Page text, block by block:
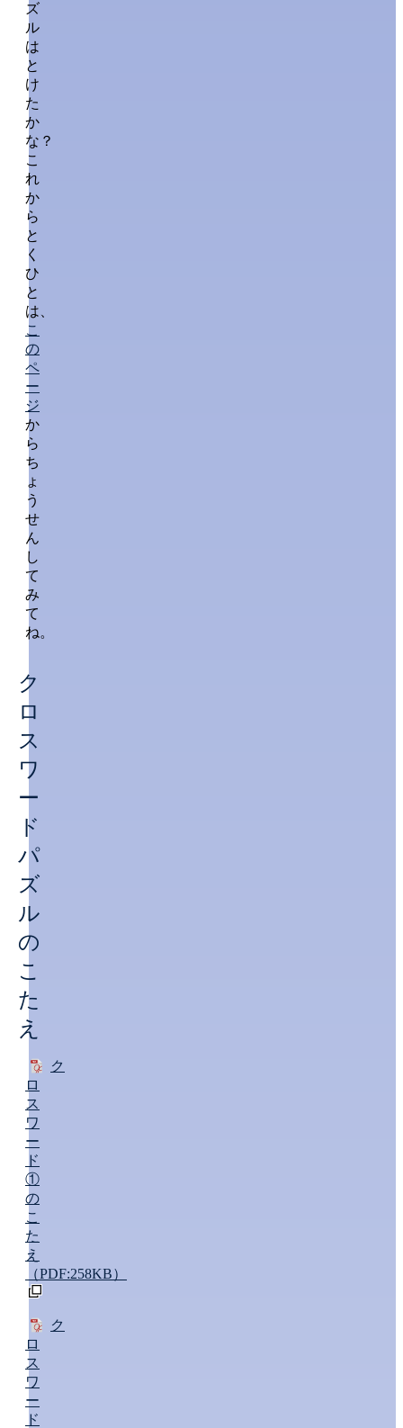
ズ
ル
は
と
け
た
か
な？
こ
れ
か
ら
と
く
ひ
と
は、
こ
の
ペ
ー
ジ
か
ら
ち
ょ
う
せ
ん
し
て
み
て
ね。
ク
ロ
ス
ワ
ー
ド
パ
ズ
ル
の
こ
た
え
ク
ロ
ス
ワ
ー
ド
①
の
こ
た
え
（PDF:258KB）
ク
ロ
ス
ワ
ー
ド